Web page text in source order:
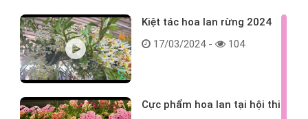
Kiệt tác hoa lan rừng 2024
17/03/2024 -
104
Cực phẩm hoa lan tại hội thi